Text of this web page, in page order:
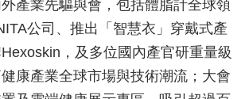
產業先驅與會，包括體脂計全球領
公司、推出「智慧衣」穿戴式產
，及多位國內產官研重量級
康產業全球市場與技術潮流；大會